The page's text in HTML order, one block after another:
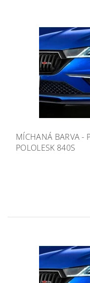
MÍCHANÁ BARVA -
POLOLESK 840S